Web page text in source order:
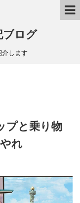
ブログ
介します
プと乗り物
れ